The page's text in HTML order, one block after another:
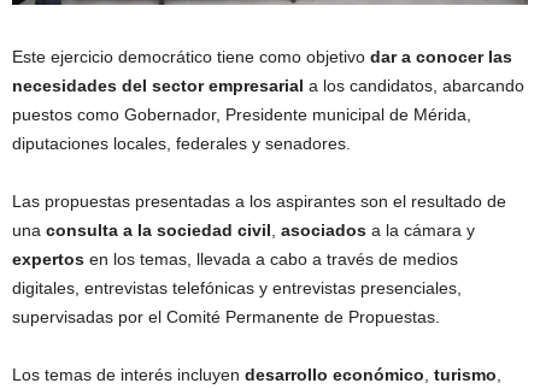
Este ejercicio democrático tiene como objetivo dar a conocer las
necesidades del sector empresarial a los candidatos, abarcando
puestos como Gobernador, Presidente municipal de Mérida,
diputaciones locales, federales y senadores.
Las propuestas presentadas a los aspirantes son el resultado de
una consulta a la sociedad civil, asociados a la cámara y
expertos en los temas, llevada a cabo a través de medios
digitales, entrevistas telefónicas y entrevistas presenciales,
supervisadas por el Comité Permanente de Propuestas.
Los temas de interés incluyen desarrollo económico, turismo,